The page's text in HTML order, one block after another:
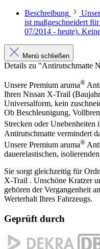
Beschreibung
ist maßgeschneidert
07/2014 - heute).
Menü schließen
Details zu "Antirutschmatte
Unsere Premium aruma®
Ihren Nissan X-Trail
Universalform, kein
Ob Beschleunigung,
Strecken oder Unebenheiten
Antirutschmatte vermindert
Unsere Premium aruma®
dauerelastischen,
Sie sorgt gleichzeitig für
X-Trail . Unschöne Kratzer
gehören der Vergangenheit
Werterhalt Ihres Fahrzeugs.
Geprüft durch